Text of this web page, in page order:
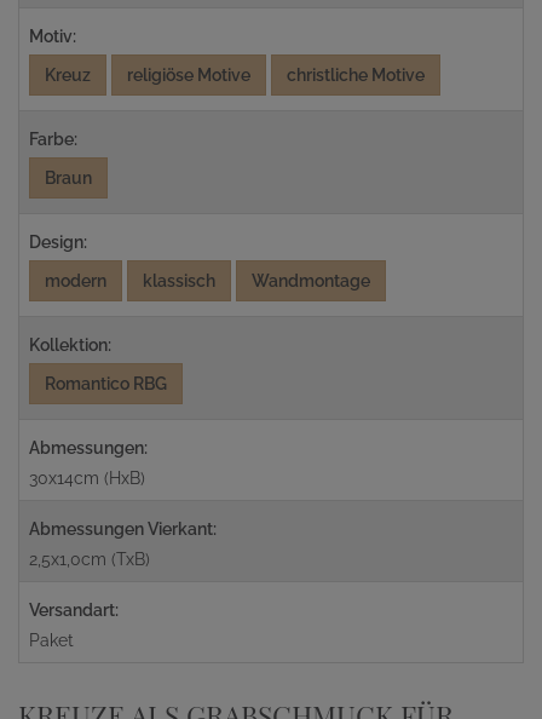
Motiv:
Kreuz
religiöse Motive christliche Motive
Farbe:
Braun
Design:
modern
klassisch Wandmontage
Kollektion:
Romantico RBG
Abmessungen:
30x14cm (HxB)
Abmessungen Vierkant:
2,5x1,0cm (TxB)
Versandart:
Paket